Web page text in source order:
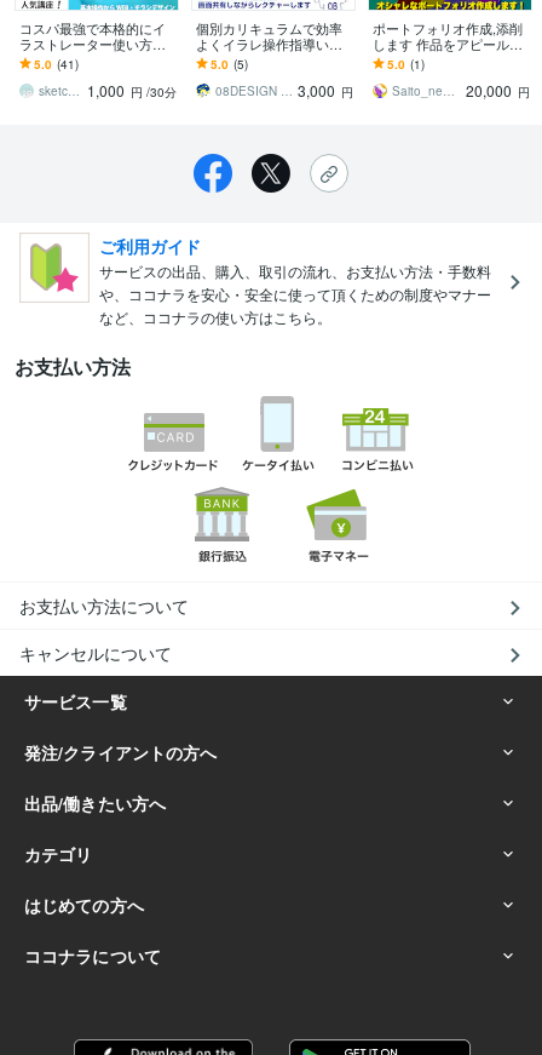
コスパ最強で本格的にイ
ラストレーター使い方教
えます プロデザイナーの
日本一分かり易いイラレ
の教室【初心者Ok】
5.0 (41)
sketchnews 1,000 円 /30分
個別カリキュラムで効率
よくイラレ操作指導いた
します 広告代理店DTPオ
ペレータ経験者が指導い
たします！
5.0 (5)
08DESIGN ゼロハチデザイン 3,000 円
ポートフォリオ作成,添削
します 作品をアピールで
きる、オシャレなポート
フォリオ作成します！
5.0 (1)
Saito_neopop
20,000 円
ご利用ガイド
サービスの出品、購入、取引の流れ、お支払い方法・手数料
や、ココナラを安心・安全に使って頂くための制度やマナー
など、ココナラの使い方はこちら。
お支払い方法
お支払い方法について
キャンセルについて